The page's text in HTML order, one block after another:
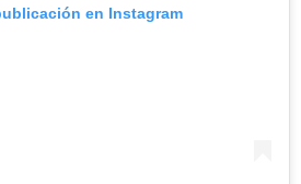
en Instagram